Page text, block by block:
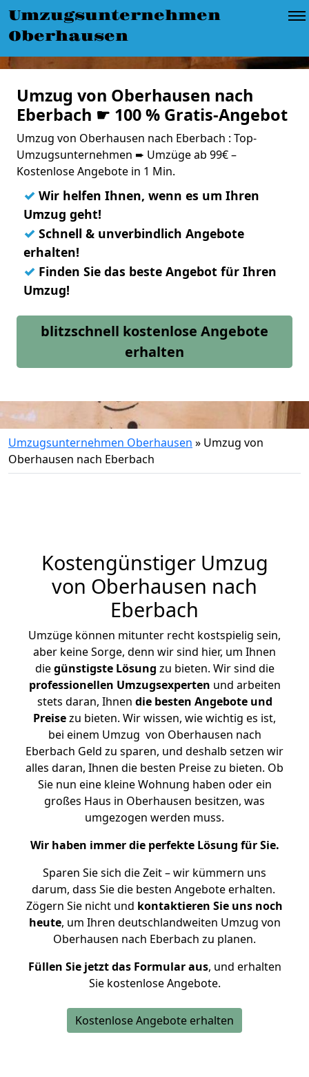
Umzugsunternehmen
Oberhausen
Umzug von Oberhausen nach
Eberbach ☛ 100 % Gratis-Angebot
Umzug von Oberhausen nach Eberbach : Top-
Umzugsunternehmen ➨ Umzüge ab 99€ –
Kostenlose Angebote in 1 Min.
✓ Wir helfen Ihnen, wenn es um Ihren
Umzug geht!
✓ Schnell & unverbindlich Angebote
erhalten!
✓ Finden Sie das beste Angebot für Ihren
Umzug!
blitzschnell kostenlose Angebote
erhalten
Umzugsunternehmen Oberhausen » Umzug von
Oberhausen nach Eberbach
Kostengünstiger Umzug
von Oberhausen nach
Eberbach
Umzüge können mitunter recht kostspielig sein,
aber keine Sorge, denn wir sind hier, um Ihnen
diegünstigste Lösung zu bieten. Wir sind die
professionellen Umzugsexperten und arbeiten
stets daran, Ihnen die besten Angebote und
Preisezu bieten. Wir wissen, wie wichtig es ist,
bei einem Umzug von Oberhausen nach
Eberbach Geld zu sparen, und deshalb setzen wir
alles daran, Ihnen die besten Preise zu bieten. Ob
Sie nun eine kleine Wohnung haben oder ein
großes Haus in Oberhausen besitzen, was
umgezogen werden muss.
Wir haben immer die perfekte Lösung für Sie.
Sparen Sie sich die Zeit – wir kümmern uns
darum, dass Sie die besten Angebote erhalten.
Zögern Sie nicht und kontaktieren Sie uns noch
heute, um Ihren deutschlandweiten Umzug von
Oberhausen nach Eberbach zu planen.
Füllen Sie jetzt das Formular aus, und erhalten
Sie kostenlose Angebote.
Kostenlose Angebote erhalten